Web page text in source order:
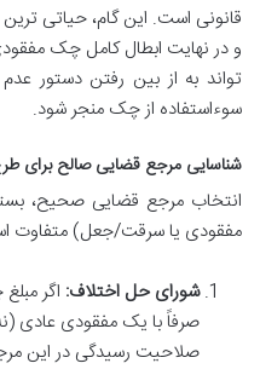
قانونی است. این گام، حیاتی
و در نهایت ابطال کامل چک
تواند به از بین رفتن دستور
سوءاستفاده از چک منجر شود.
شناسایی مرجع قضایی صالح برای
انتخاب مرجع قضایی صحیح،
مفقودی یا سرقت/جعل) متفاوت
شورای حل اختلاف:
صرفاً با یک مفقودی عادی
صلاحیت رسیدگی در این